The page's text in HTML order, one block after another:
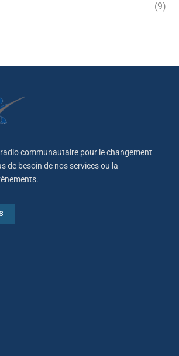
(9)
communautaire pour le changement
de besoin de nos services ou la